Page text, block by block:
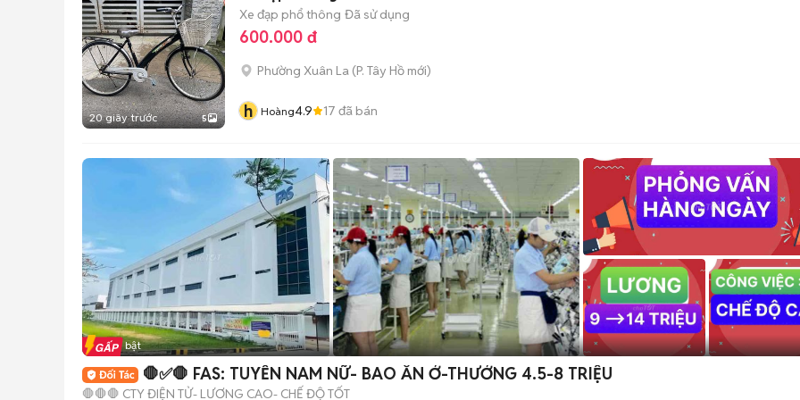
20 giây trước 5
Xe đạp phổ thông Đã sử dụng
600.000 đ
Phường Xuân La (P. Tây Hồ mới)
h Hoàng4.9 17 đã bán
Tin nổi bật
🛑✅🛑 FAS: TUYỂN NAM NỮ- BAO ĂN Ở-THƯỞNG 4.5-8 TRIỆU
🛑🛑🛑 CTY ĐIỆN TỬ- LƯƠNG CAO- CHẾ ĐỘ TỐT